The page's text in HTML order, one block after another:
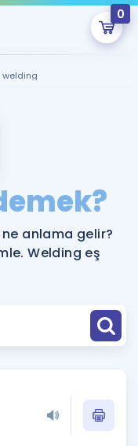
0
onlarca eğitim seni
welding
anlama gelir?
Welding eş